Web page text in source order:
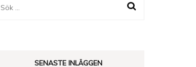
Sök
SENASTE INLÄGGEN